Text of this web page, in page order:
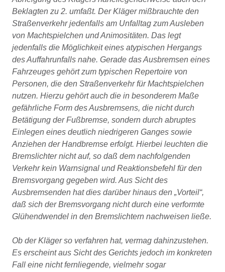
Beklagten zu 2. umfaßt. Der Kläger mißbrauchte den
Straßenverkehr jedenfalls am Unfalltag zum Ausleben
von Machtspielchen und Animositäten. Das legt
jedenfalls die Möglichkeit eines atypischen Hergangs
des Auffahrunfalls nahe. Gerade das Ausbremsen eines
Fahrzeuges gehört zum typischen Repertoire von
Personen, die den Straßenverkehr für Machtspielchen
nutzen. Hierzu gehört auch die in besonderem Maße
gefährliche Form des Ausbremsens, die nicht durch
Betätigung der Fußbremse, sondern durch abruptes
Einlegen eines deutlich niedrigeren Ganges sowie
Anziehen der Handbremse erfolgt. Hierbei leuchten die
Bremslichter nicht auf, so daß dem nachfolgenden
Verkehr kein Warnsignal und Reaktionsbefehl für den
Bremsvorgang gegeben wird. Aus Sicht des
Ausbremsenden hat dies darüber hinaus den Vorteil ,
daß sich der Bremsvorgang nicht durch eine verformte
Glühendwendel in den Bremslichtern nachweisen ließe.
Ob der Kläger so verfahren hat, vermag dahinzustehen.
Es erscheint aus Sicht des Gerichts jedoch im konkreten
Fall eine nicht fernliegende, vielmehr sogar